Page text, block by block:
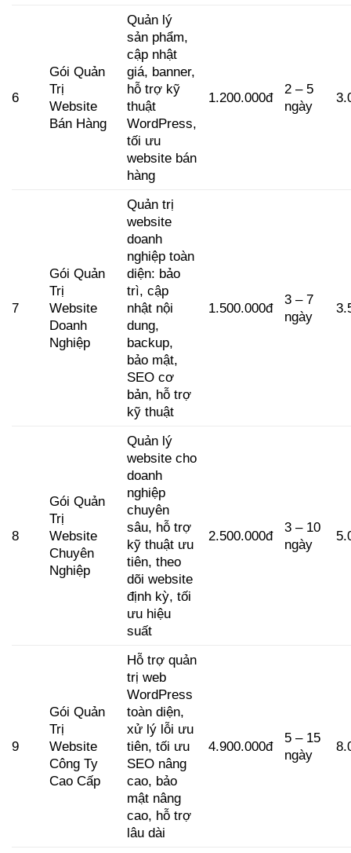
6
Gói Quản
Trị
Website
Bán Hàng
Quản lý
sản phẩm,
cập nhật
giá, banner,
hỗ trợ kỹ
thuật
WordPress,
tối ưu
website bán
hàng
1.200.000đ
2 – 5
ngày
7
Gói Quản
Trị
Website
Doanh
Nghiệp
Quản trị
website
doanh
nghiệp toàn
diện: bảo
trì, cập
nhật nội
dung,
backup,
bảo mật,
SEO cơ
bản, hỗ trợ
kỹ thuật
1.500.000đ
3 – 7
ngày
8
Gói Quản
Trị
Website
Chuyên
Nghiệp
Quản lý
website cho
doanh
nghiệp
chuyên
sâu, hỗ trợ
kỹ thuật ưu
tiên, theo
dõi website
định kỳ, tối
ưu hiệu
suất
2.500.000đ
3 – 10
ngày
9
Gói Quản
Trị
Website
Công Ty
Cao Cấp
Hỗ trợ quản
trị web
WordPress
toàn diện,
xử lý lỗi ưu
tiên, tối ưu
SEO nâng
cao, bảo
mật nâng
cao, hỗ trợ
lâu dài
4.900.000đ
5 – 15
ngày